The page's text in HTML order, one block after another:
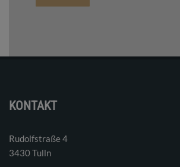
KONTAKT
Rudolfstraße 4
3430 Tulln